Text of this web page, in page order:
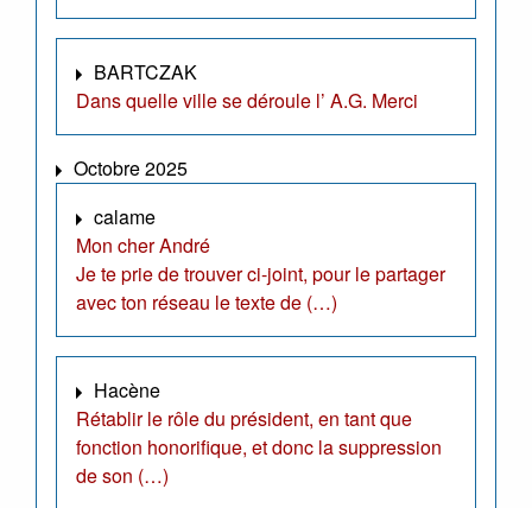
BARTCZAK
Dans quelle ville se déroule l’ A.G. Merci
Octobre 2025
calame
Mon cher André
Je te prie de trouver ci-joint, pour le partager
avec ton réseau le texte de (…)
Hacène
Rétablir le rôle du président, en tant que
fonction honorifique, et donc la suppression
de son (…)